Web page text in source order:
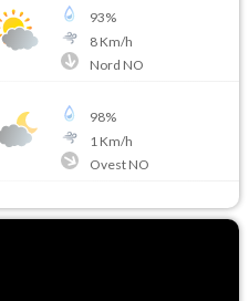
93%
8Km/h
Nord NO
98%
1 Km/h
Ovest NO